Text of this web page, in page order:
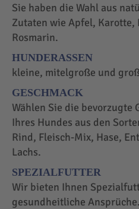
Sie haben die Wahl aus
Zutaten wie Apfel, Karotte,
Rosmarin.
HUNDERASSEN
kleine, mitelgroße und
GESCHMACK
Wählen Sie die bevorzugte
Ihres Hundes aus den
Rind, Fleisch-Mix, Hase,
Lachs.
SPEZIALFUTTER
Wir bieten Ihnen
gesundheitliche